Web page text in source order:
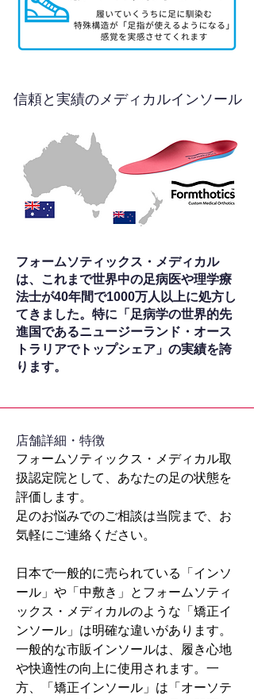
信頼と実績のメディカルインソール
フォームソティックス・メディカル
は、これまで世界中の足病医や理学療
法士が40年間で1000万人以上に処方し
てきました。特に「足病学の世界的先
進国であるニュージーランド・オース
トラリアでトップシェア」の実績を誇
ります。
​店舗詳細・特徴
フォームソティックス・メディカル取
扱認定院として、あなたの足の状態を
評価します。
足のお悩みでのご相談は当院まで、お
気軽にご連絡ください。
日本で一般的に売られている「インソ
ール」や「中敷き」とフォームソティ
ックス・メディカルのような「矯正イ
ンソール」は明確な違いがあります。
一般的な市販インソールは、履き心地
や快適性の向上に使用されます。一
方、「矯正インソール」は「オーソテ